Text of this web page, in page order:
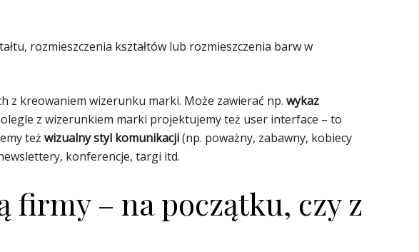
rozmieszczenia kształtów lub rozmieszczenia barw w
z kreowaniem wizerunku marki. Może zawierać np. wykaz
z wizerunkiem marki projektujemy też user interface – to
też wizualny styl komunikacji(np. poważny, zabawny, kobiecy
konferencje, targi itd.
– na początku, czy z